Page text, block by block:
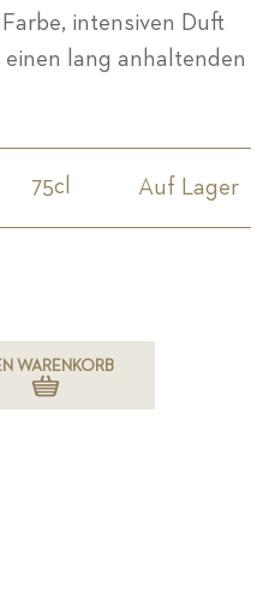
intensiven Duft
lang anhaltenden
75cl Auf Lager
WARENKORB